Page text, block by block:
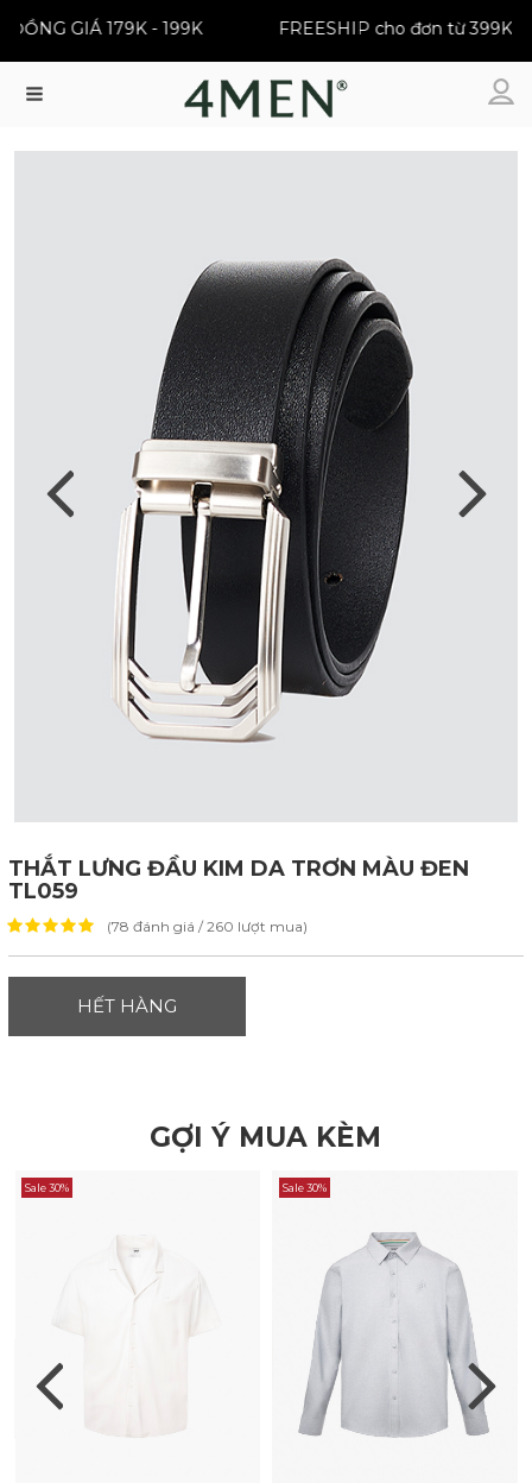
GIÁ 179K - 199K FREESHIP cho đơn từ 399K
THẮT LƯNG ĐẦU KIM DA TRƠN MÀU ĐEN
TL059
(78 đánh giá / 260 lượt mua)
HẾT HÀNG
GỢI Ý MUA KÈM
Sale 30% Sale 30%